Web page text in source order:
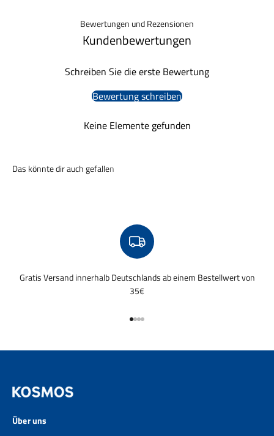
Bewertungen und Rezensionen
Kundenbewertungen
Schreiben Sie die erste Bewertung
Bewertung schreiben
Keine Elemente gefunden
Gratis Versand innerhalb Deutschlands ab einem Bestellwert von
35€
Gehe zu Element 1
Gehe zu Element 2
Gehe zu Element 3
Gehe zu Element 4
Über uns